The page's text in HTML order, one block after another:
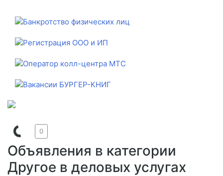
Объявления в категории
Другое в деловых услугах
0